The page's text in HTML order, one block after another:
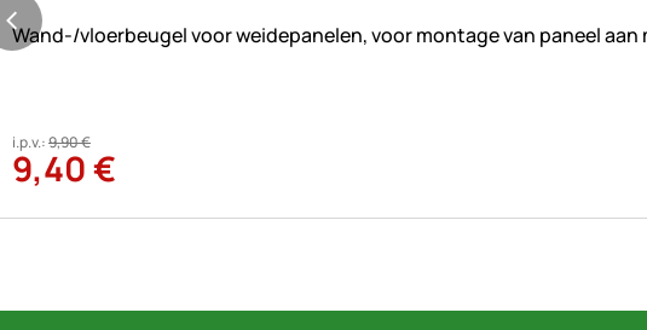
Nog geen beoordelingen geplaatst
Wand-/vloerbeugel voor weidepanelen, voor montage van paneel aan
i.p.v.:9,90€
9,40€